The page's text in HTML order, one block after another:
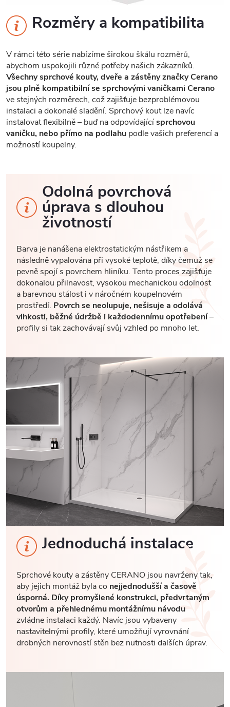
Rozměry a kompatibilita
V rámci této série nabízíme širokou škálu rozměrů,
abychom uspokojili různé potřeby našich zákazníků.
Všechny sprchové kouty, dveře a zástěny značky Cerano
jsou plně kompatibilní se sprchovými vaničkami Cerano
ve stejných rozměrech, což zajišťuje bezproblémovou
instalaci a dokonalé sladění. Sprchový kout lze navíc
instalovat flexibilně – buď na odpovídajícísprchovou
vaničku, nebo přímo na podlahu podle vašich preferencí a
možností koupelny.
Odolná povrchová
úprava s dlouhou
životností
Barva je nanášena elektrostatickým nástřikem a
následně vypalována při vysoké teplotě, díky čemuž se
pevně spojí s povrchem hliníku. Tento proces zajišťuje
dokonalou přilnavost, vysokou mechanickou odolnost
a barevnou stálost i v náročném koupelnovém
prostředí. Povrch se neolupuje, nešisuje a odolává
vlhkosti, běžné údržbě i každodennímu opotřebení–
profily si tak zachovávají svůj vzhled po mnoho let.
Jednoduchá instalace
Sprchové kouty a zástěny CERANO jsou navrženy tak,
aby jejich montáž byla co nejjednodušší a časově
úsporná. Díky promyšlené konstrukci, předvrtaným
otvorům a přehlednému montážnímu návodu
zvládne instalaci každý. Navíc jsou vybaveny
nastavitelnými profily, které umožňují vyrovnání
drobných nerovností stěn bez nutnosti dalších úprav.